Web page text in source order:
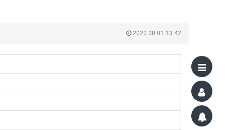
2020.08.01 13:42